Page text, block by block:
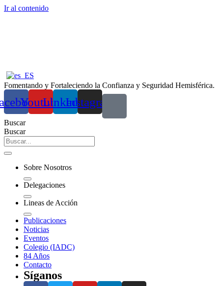
Ir al contenido
Fomentando y Fortaleciendo la Confianza y Seguridad Hemisférica.
YoutubeLinkedin
Instagram
Buscar
Buscar
Sobre Nosotros
Delegaciones
Lineas de Acción
Publicaciones
Noticias
Eventos
Colegio (IADC)
84 Años
Contacto
Síganos